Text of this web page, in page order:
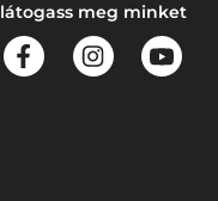
látogass meg minket